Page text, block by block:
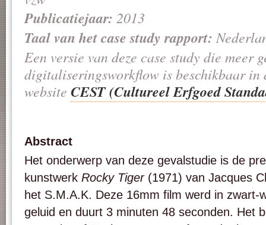
Publicatiejaar: 2013
Taal van het case study rapport:
Een versie van deze case study die meer
digitaliseringsworkflow is beschikbaar in
website CEST (Cultureel Erfgoed
Abstract
Het onderwerp van deze gevalstudie is de
kunstwerk Rocky Tiger(1971) van Jacques
het S.M.A.K. Deze 16mm film werd in zwart-
geluid en duurt 3 minuten 48 seconden. Het